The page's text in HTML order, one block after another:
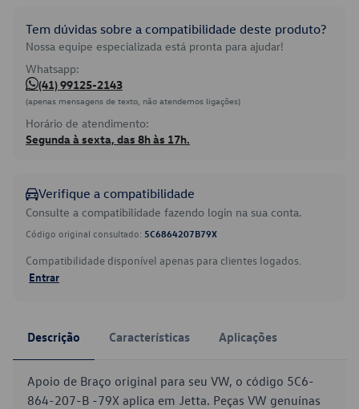
Tem dúvidas sobre a compatibilidade deste produto?
Nossa equipe especializada está pronta para ajudar!
Whatsapp:
(41) 99125-2143
(apenas mensagens de texto, não atendemos ligações)
Horário de atendimento:
Segunda à sexta, das 8h às 17h.
Verifique a compatibilidade
Consulte a compatibilidade fazendo login na sua conta.
Código original consultado: 5C6864207B79X
Compatibilidade disponível apenas para clientes logados.
Entrar
Descrição Características Aplicações
Apoio de Braço original para seu VW, o código 5C6-
864-207-B -79X aplica em Jetta. Peças VW genuínas